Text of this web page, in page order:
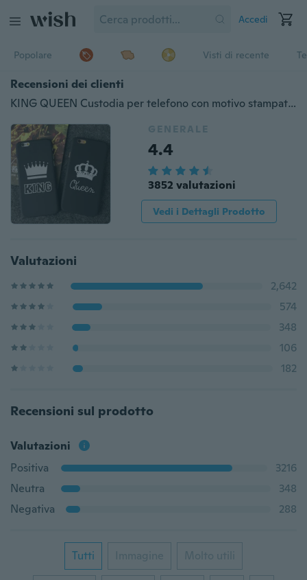
Accedi
Popolare Visti di recente
Recensioni dei clienti
KING QUEEN Custodia per telefono con motivo stampato Amanti Coppia Cover posteriore in plastica rigida per iPhone 5S SE / 6 6S / 6 6S Plus / 7/7 Plus / 8/8 Plus, per iPhone X
GENERALE
4.4
3852 valutazioni
Vedi i Dettagli Prodotto
Valutazioni
2,642
574
348
106
182
Recensioni sul prodotto
Valutazioni
Positiva
3216
Neutra
348
Negativa
288
Tutti Immagine Molto utili